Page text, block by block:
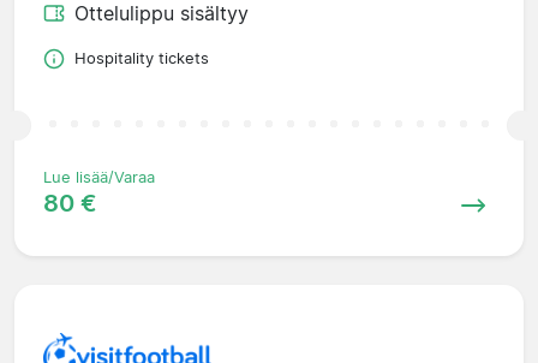
Ottelulippu sisältyy
Hospitality tickets
Lue lisää/Varaa
80 €